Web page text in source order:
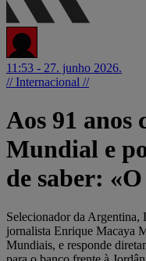
11:53 - 27. junho 2026.
// Internacional //
Aos 91 anos
Mundial e
de saber:
Selecionador da Argentina,
jornalista Enrique Macaya
Mundiais, e responde